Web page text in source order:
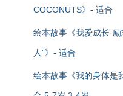
COCONUTS》- 适合
绘本故事《我爱成长·
人”》- 适合
绘本故事《我的身体是